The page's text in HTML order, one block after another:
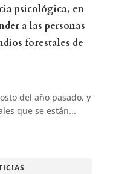
psicológica, en
a las personas
forestales de
del año pasado, y
que se están...